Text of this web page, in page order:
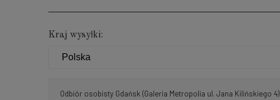
Kraj wysyłki:
Odbiór osobisty Gdańsk (Galeria Metropolia ul. Jana Kilińskiego 4)